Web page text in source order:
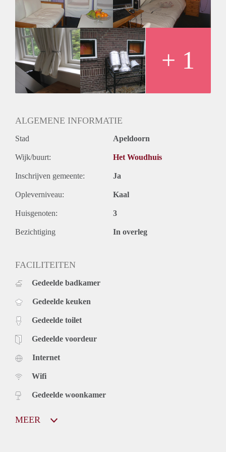
+ samen met 3 andere fijne, rustige personen studerend en/of
werkend
+ wasmachine, koelkast aanwezig
+ inclusief (gedeeld) internet en Digitenne voor TV
+ gelegenheid voor tuin of dieren buiten
+ bus op 300m, winkelcentrum op 1,2 km, treinstation op 1,2
km.
+ oprit A1 en A50 op 2 km afstand
+ borg is een maand huur
boekenkastje, ladenkastje, witte bank
+ 1
ALGEMENE INFORMATIE
Stad Apeldoorn
Wijk/buurt: Het Woudhuis
Inschrijven gemeente: Ja
Opleverniveau: Kaal
Huisgenoten: 3
Bezichtiging In overleg
FACILITEITEN
Gedeelde badkamer
Gedeelde keuken
Gedeelde toilet
Gedeelde voordeur
Internet
Wifi
Gedeelde woonkamer
MEER